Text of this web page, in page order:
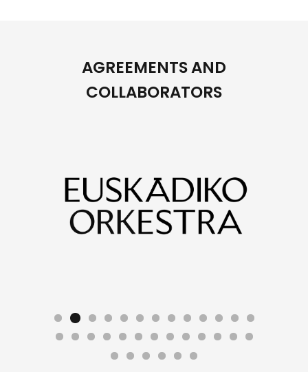
AGREEMENTS AND
COLLABORATORS